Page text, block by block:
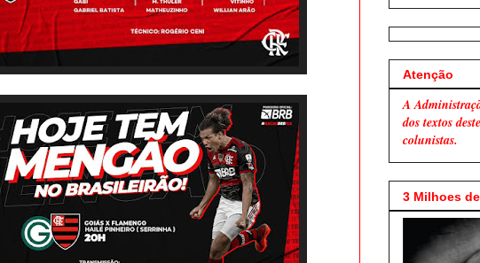
Atenção
A
dos textos
colunistas.
3 Milhoes